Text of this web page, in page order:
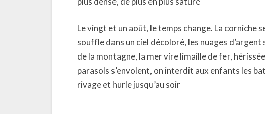
Le vingt et un août, le temps change. La
souffle dans un ciel décoloré, les nuages
de la montagne, la mer vire limaille de fer,
parasols s’envolent, on interdit aux enfants les
rivage et hurle jusqu’au soir